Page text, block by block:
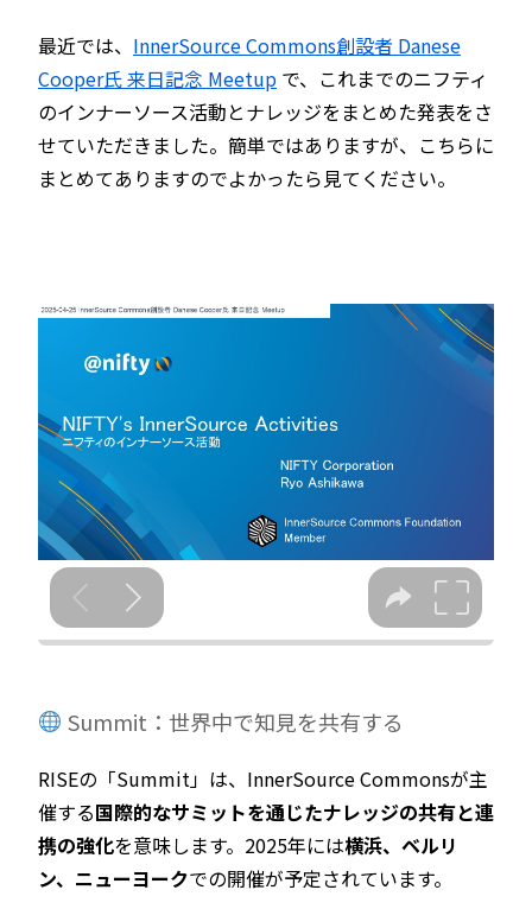
最近では、 InnerSource Commons創設者 Danese
Cooper氏 来日記念 Meetup で、これまでのニフティ
のインナーソース活動とナレッジをまとめた発表をさ
せていただきました。簡単ではありますが、こちらに
まとめてありますのでよかったら見てください。
Summit：世界中で知見を共有する
RISEの「Summit」は、InnerSource Commonsが主
催する国際的なサミットを通じたナレッジの共有と連
携の強化を意味します。2025年には横浜、ベルリ
ン、ニューヨークでの開催が予定されています。